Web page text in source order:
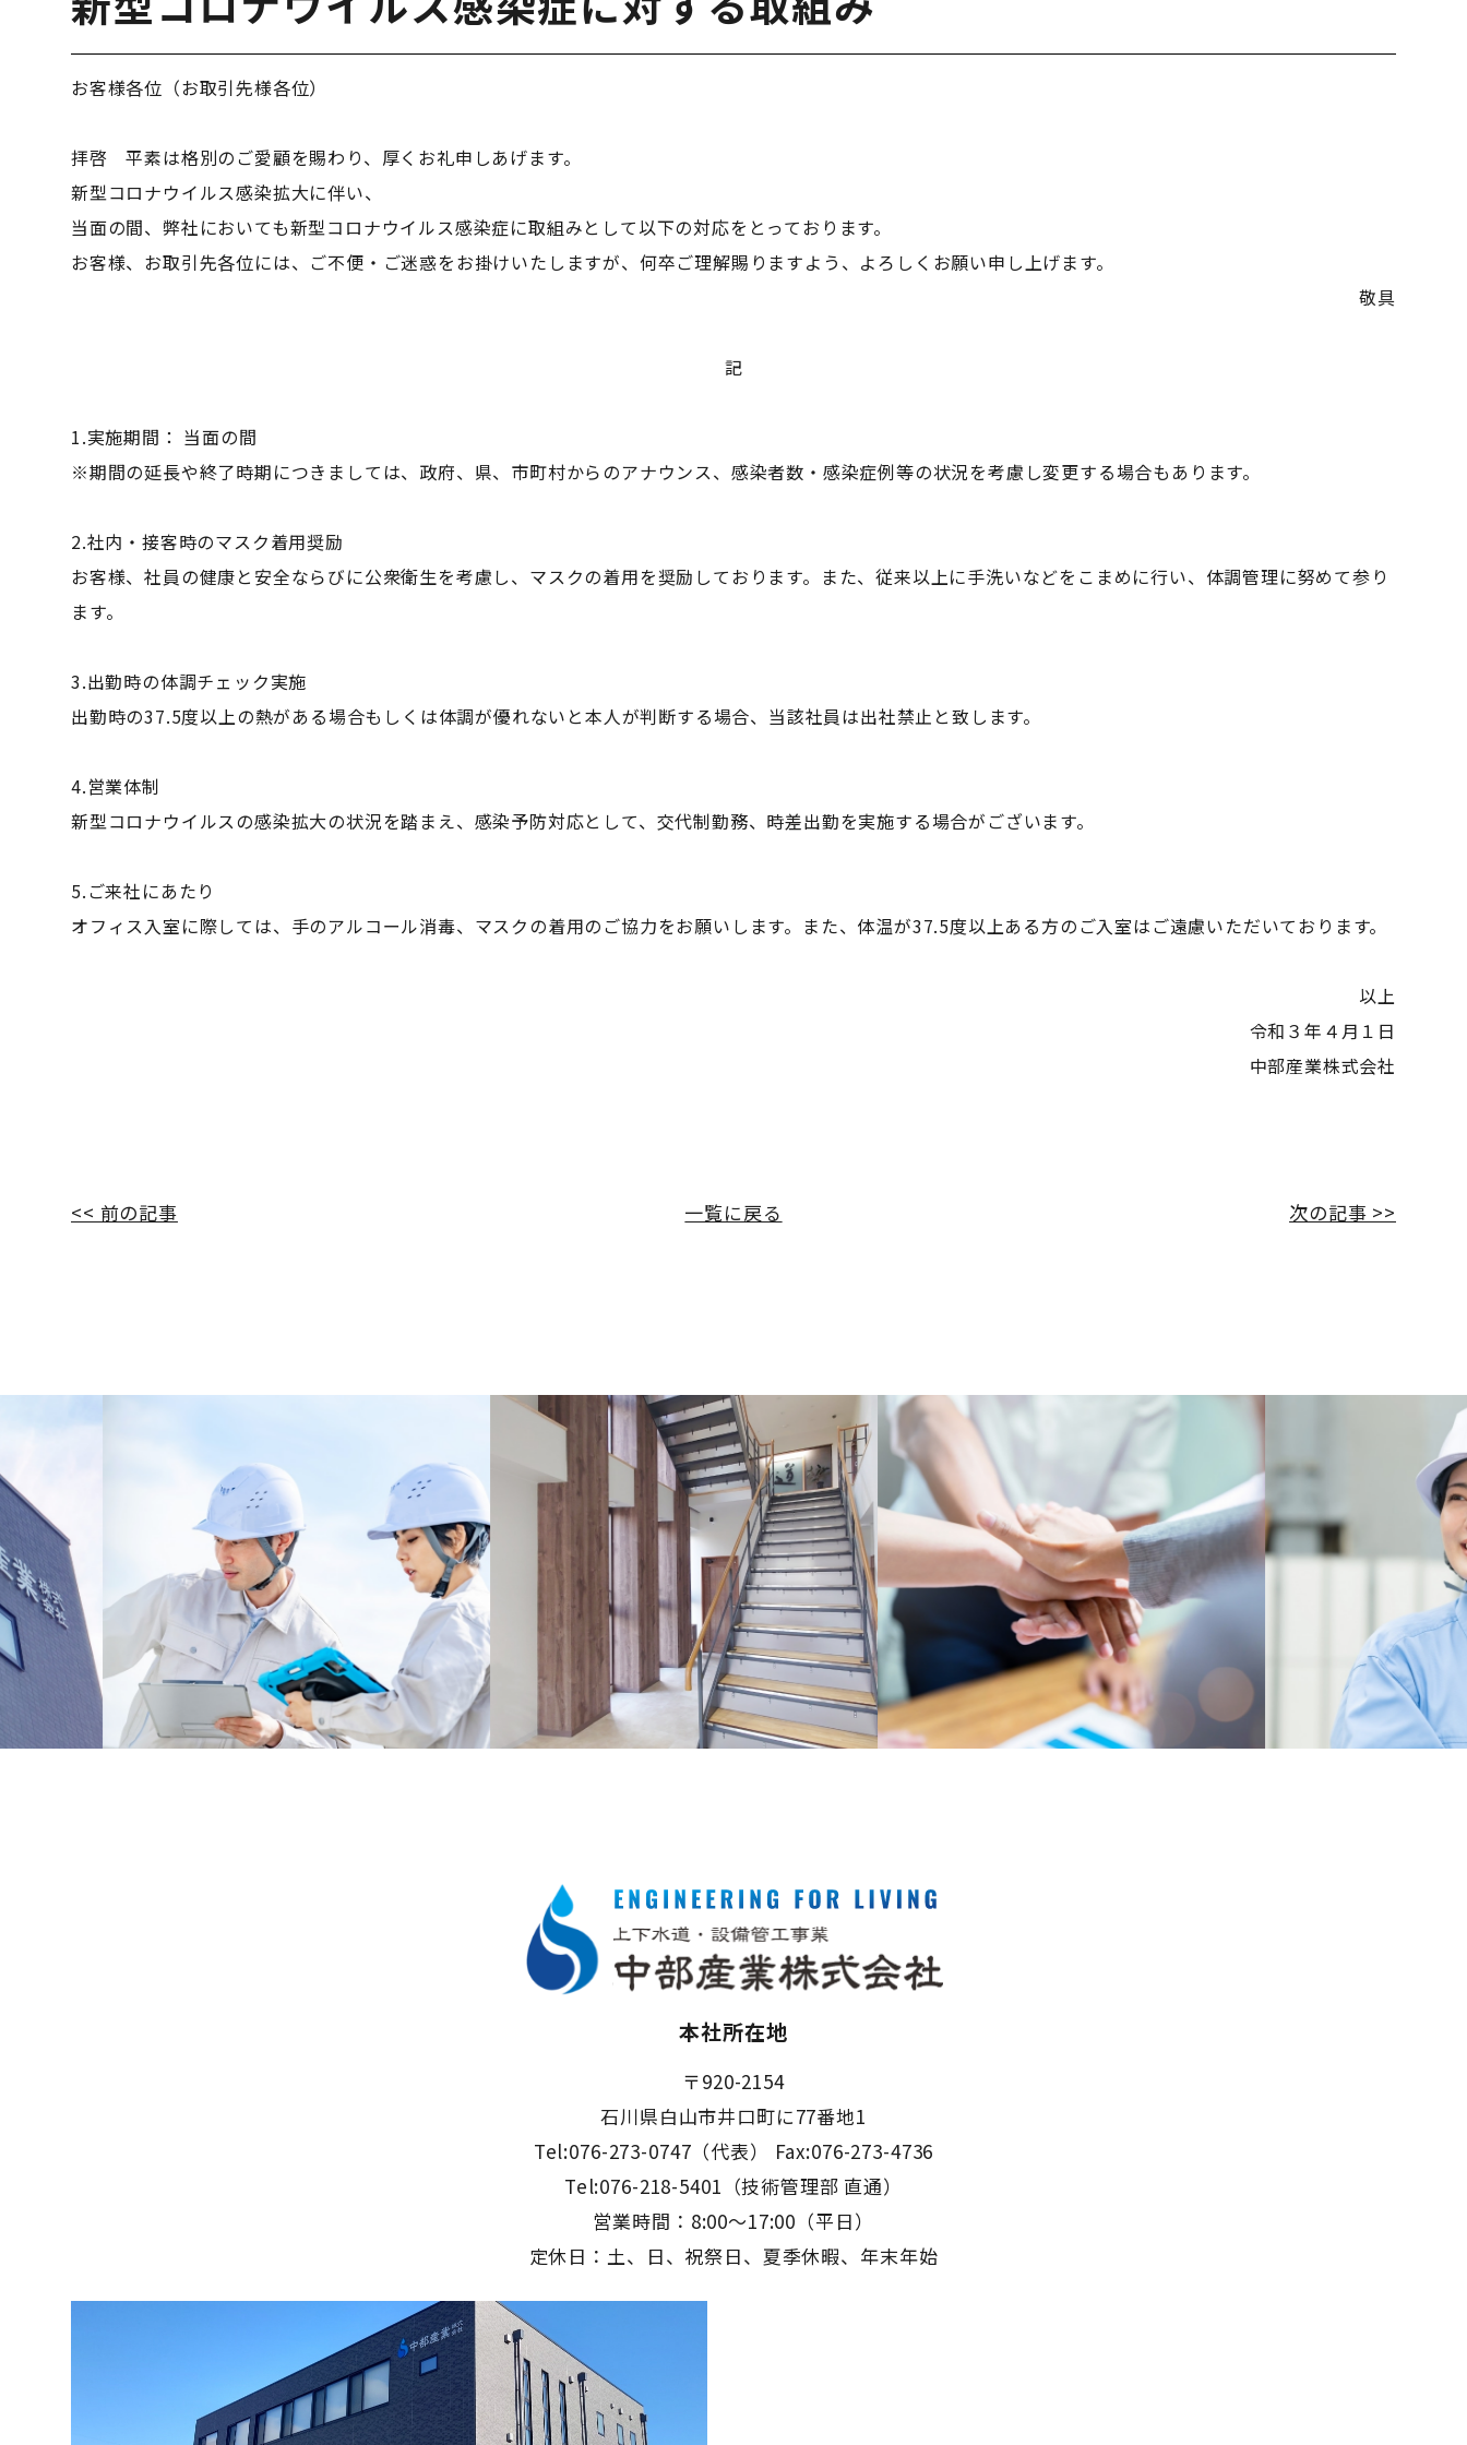
お客様各位（お取引先様各位）
拝啓 平素は格別のご愛顧を賜わり、厚くお礼申しあげます。
新型コロナウイルス感染拡大に伴い、
当面の間、弊社においても新型コロナウイルス感染症に取組みとして以下の対応をとっております。
お客様、お取引先各位には、ご不便・ご迷惑をお掛けいたしますが、何卒ご理解賜りますよう、よろしくお願い申し上げます。
敬具
記
1.実施期間： 当面の間
※期間の延長や終了時期につきましては、政府、県、市町村からのアナウンス、感染者数・感染症例等の状況を考慮し変更する場合もあります。
2.社内・接客時のマスク着用奨励
お客様、社員の健康と安全ならびに公衆衛生を考慮し、マスクの着用を奨励しております。また、従来以上に手洗いなどをこまめに行い、体調管理に努めて参り
ます。
3.出勤時の体調チェック実施
出勤時の37.5度以上の熱がある場合もしくは体調が優れないと本人が判断する場合、当該社員は出社禁止と致します。
4.営業体制
新型コロナウイルスの感染拡大の状況を踏まえ、感染予防対応として、交代制勤務、時差出勤を実施する場合がございます。
5.ご来社にあたり
オフィス入室に際しては、手のアルコール消毒、マスクの着用のご協力をお願いします。また、体温が37.5度以上ある方のご入室はご遠慮いただいております。
以上
令和３年４月１日
中部産業株式会社
<< 前の記事 一覧に戻る 次の記事 >>
本社所在地
〒920-2154
石川県白山市井口町に77番地1
Tel:076-273-0747（代表） Fax:076-273-4736
Tel:076-218-5401（技術管理部 直通）
営業時間：8:00～17:00（平日）
定休日：土、日、祝祭日、夏季休暇、年末年始